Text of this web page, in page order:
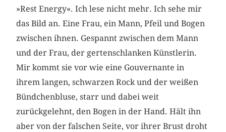
»Rest Energy«. Ich lese nicht mehr. Ich sehe mir
das Bild an. Eine Frau, ein Mann, Pfeil und Bogen
zwischen ihnen. Gespannt zwischen dem Mann
und der Frau, der gertenschlanken Künstlerin.
Mir kommt sie vor wie eine Gouvernante in
ihrem langen, schwarzen Rock und der weißen
Bündchenbluse, starr und dabei weit
zurückgelehnt, den Bogen in der Hand. Hält ihn
aber von der falschen Seite, vor ihrer Brust droht